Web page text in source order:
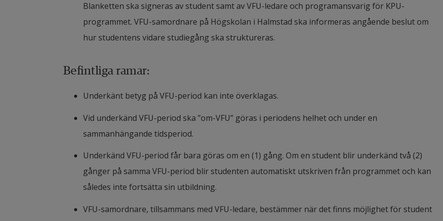
visa förmåga att självständigt och tillsammans med andra planera, genomföra,
utvärdera och utveckla undervisning och den pedagogiska verksamheten i övrigt i syfte
att på bästa sätt stimulera varje elevs lärande och utveckling,
behov,
visa förmåga att observera, dokumentera och analysera elevers lärande och utveckling i
förhållande till verksamhetens mål och att informera och samarbeta med elever och
deras vårdnadshavare,
visa förmåga att kommunicera och förankra skolans värdegrund, inbegripet de
mänskliga rättigheterna och de grundläggande demokratiska värderingarna,
visa förmåga att förebygga och motverka diskriminering och annan kränkande
behandling av elever,
elevs lärande och utveckling,
visa förmåga att tillämpa sådan didaktik och ämnesdidaktik inklusive metodik som krävs
den verksamhet i övrigt som utbildningen avser,
utvärdera och utveckla undervisning och den pedagogiska verksamheten i övrigt i syfte
att på bästa sätt stimulera varje elevs lärande och utveckling,
behov,
Blanketten ska signeras av student samt av VFU-ledare och programansvarig för KPU-
programmet. VFU-samordnare på Högskolan i Halmstad ska informeras angående beslut om
hur studentens vidare studiegång ska struktureras.
Befintliga ramar:
Underkänt betyg på VFU-period kan inte överklagas.
Vid underkänd VFU-period ska ”om-VFU” göras i periodens helhet och under en
sammanhängande tidsperiod.
Underkänd VFU-period får bara göras om en (1) gång. Om en student blir underkänd två (2)
gånger på samma VFU-period blir studenten automatiskt utskriven från programmet och kan
således inte fortsätta sin utbildning.
VFU-samordnare, tillsammans med VFU-ledare, bestämmer när det finns möjlighet för student